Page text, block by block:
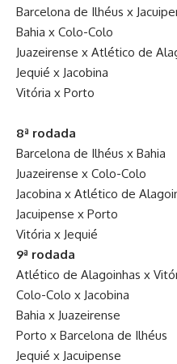
Barcelona de Ilhéus x
Bahia x Colo-Colo
Juazeirense x Atlético de
Jequié x Jacobina
Vitória x Porto
8ª rodada
Barcelona de Ilhéus x Bahia
Juazeirense x Colo-Colo
Jacobina x Atlético de
Jacuipense x Porto
Vitória x Jequié
9ª rodada
Atlético de Alagoinhas x
Colo-Colo x Jacobina
Bahia x Juazeirense
Porto x Barcelona de Ilhéus
Jequié x Jacuipense